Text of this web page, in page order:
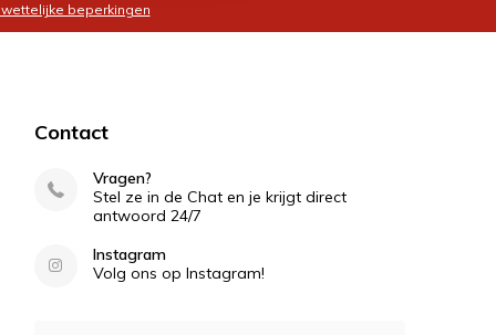
beperkingen
Contact
Vragen?
Stel ze in de Chat en je krijgt direct
antwoord 24/7
Instagram
Volg ons op Instagram!